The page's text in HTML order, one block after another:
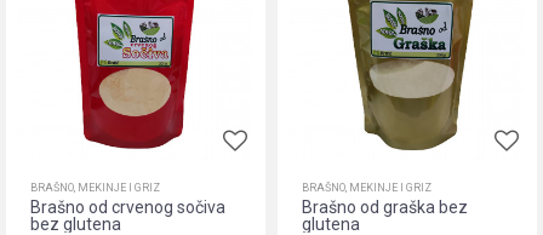
BRAŠNO, MEKINJE I GRIZ
Brašno od crvenog sočiva
bez glutena
BRAŠNO, MEKINJE I GRIZ
Brašno od graška bez
glutena